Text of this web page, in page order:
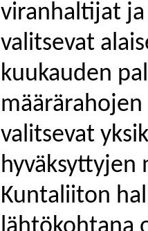
viranhaltijat
valitsevat
kuukauden
valitsevat
hyväksyttyjen
Kuntaliiton